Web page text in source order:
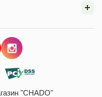
+
"CHADO"